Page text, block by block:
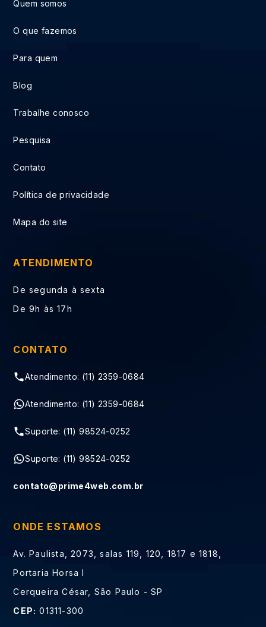
Quem somos
O que fazemos
Para quem
Blog
Trabalhe conosco
Pesquisa
Contato
Política de privacidade
Mapa do site
ATENDIMENTO
De segunda à sexta
De 9h às 17h
CONTATO
Atendimento: (11) 2359-0684
Atendimento: (11) 2359-0684
Suporte: (11) 98524-0252
Suporte: (11) 98524-0252
contato@prime4web.com.br
ONDE ESTAMOS
Av. Paulista, 2073, salas 119, 120, 1817 e 1818,
Portaria Horsa I
Cerqueira César, São Paulo - SP
CEP: 01311-300